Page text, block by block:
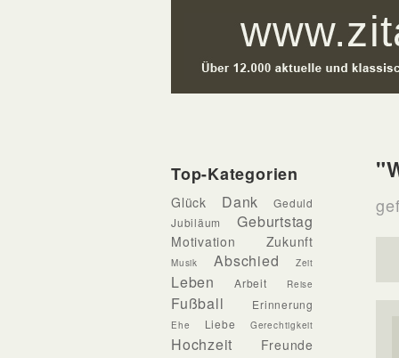
Top-Kategorien
Glück Dank
Geduld
Jubiläum
Geburtstag
Motivation Zukunft
Musik Abschied Zeit
Leben Arbeit Reise
Fußball Erinnerung
Ehe Liebe Gerechtigkeit
Hochzeit Freunde